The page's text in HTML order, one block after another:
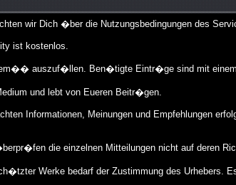
wir Dich �ber die Nutzungsbedingungen des
ist kostenlos.
auszuf�llen. Ben�tigte Eintr�ge sind mit
und lebt von Eueren Beitr�gen.
Informationen, Meinungen und Empfehlungen
die einzelnen Mitteilungen nicht auf deren
Werke bedarf der Zustimmung des Urhebers.